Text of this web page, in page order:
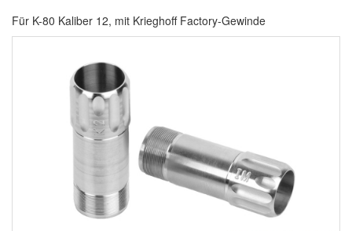
Für K-80 Kaliber 12, mit Krieghoff Factory-Gewinde